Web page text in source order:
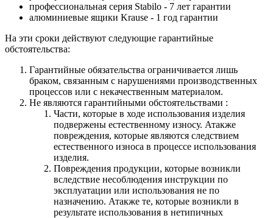
профессиональная серия Stabilo - 7 лет гарантии
алюминиевые ящики Krause - 1 год гарантии
На эти сроки действуют следующие гарантийные
обстоятельства:
Гарантийные обязательства ограничивается лишь
браком, связанным с нарушениями производственных
процессов или с некачественным материалом.
Не являются гарантийными обстоятельствами :
Части, которые в ходе использования изделия
подвержены естественному износу. Атакже
повреждения, которые являются следствием
естественного износа в процессе использования
изделия.
Повреждения продукции, которые возникли
вследствие несоблюдения инструкции по
эксплуатации или использования не по
назначению. Атакже те, которые возникли в
результате использования в нетипичных